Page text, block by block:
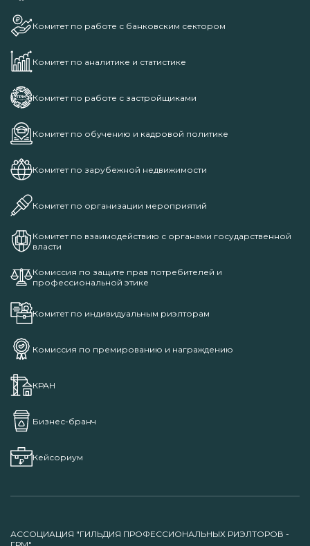
Комитет по работе с банковским сектором
Комитет по аналитике и статистике
Комитет по работе с застройщиками
Комитет по обучению и кадровой политике
Комитет по зарубежной недвижимости
Комитет по организации мероприятий
Комитет по взаимодействию с органами государственной
власти
Комиссия по защите прав потребителей и
профессиональной этике
Комитет по индивидуальным риэлторам
Комиссия по премированию и награждению
КРАН
Бизнес-бранч
Кейсориум
АССОЦИАЦИЯ "ГИЛЬДИЯ ПРОФЕССИОНАЛЬНЫХ РИЭЛТОРОВ -